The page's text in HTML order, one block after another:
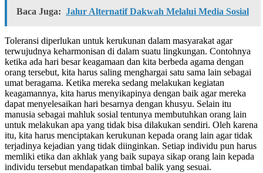
Baca Juga: Jalur Alternatif Dakwah Melalui Media Sosial
Toleransi diperlukan untuk kerukunan dalam masyarakat agar
terwujudnya keharmonisan di dalam suatu lingkungan. Contohnya
ketika ada hari besar keagamaan dan kita berbeda agama dengan
orang tersebut, kita harus saling menghargai satu sama lain sebagai
umat beragama. Ketika mereka sedang melakukan kegiatan
keagamannya, kita harus menyikapinya dengan baik agar mereka
dapat menyelesaikan hari besarnya dengan khusyu. Selain itu
manusia sebagai mahluk sosial tentunya membutuhkan orang lain
untuk melakukan apa yang tidak bisa dilakukan sendiri. Oleh karena
itu, kita harus menciptakan kerukunan kepada orang lain agar tidak
terjadinya kejadian yang tidak diinginkan. Setiap individu pun harus
memliki etika dan akhlak yang baik supaya sikap orang lain kepada
individu tersebut mendapatkan timbal balik yang sesuai.